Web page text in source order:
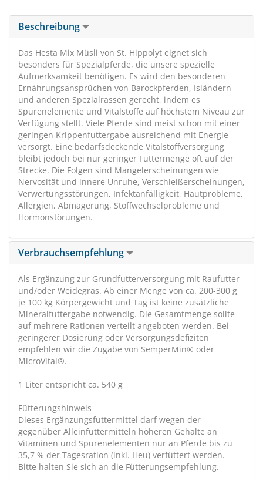
Beschreibung
Das Hesta Mix Müsli von St. Hippolyt eignet sich
besonders für Spezialpferde, die unsere spezielle
Aufmerksamkeit benötigen. Es wird den besonderen
Ernährungsansprüchen von Barockpferden, Isländern
und anderen Spezialrassen gerecht, indem es
Spurenelemente und Vitalstoffe auf höchstem Niveau zur
Verfügung stellt. Viele Pferde sind meist schon mit einer
geringen Krippenfuttergabe ausreichend mit Energie
versorgt. Eine bedarfsdeckende Vitalstoffversorgung
bleibt jedoch bei nur geringer Futtermenge oft auf der
Strecke. Die Folgen sind Mangelerscheinungen wie
Nervosität und innere Unruhe, Verschleißerscheinungen,
Verwertungsstörungen, Infektanfälligkeit, Hautprobleme,
Allergien, Abmagerung, Stoffwechselprobleme und
Hormonstörungen.
Verbrauchsempfehlung
Als Ergänzung zur Grundfutterversorgung mit Raufutter
und/oder Weidegras. Ab einer Menge von ca. 200-300 g
je 100 kg Körpergewicht und Tag ist keine zusätzliche
Mineralfuttergabe notwendig. Die Gesamtmenge sollte
auf mehrere Rationen verteilt angeboten werden. Bei
geringerer Dosierung oder Versorgungsdefiziten
empfehlen wir die Zugabe von SemperMin® oder
MicroVital®.
1 Liter entspricht ca. 540 g
Fütterungshinweis
Dieses Ergänzungsfuttermittel darf wegen der
gegenüber Alleinfuttermitteln höheren Gehalte an
Vitaminen und Spurenelementen nur an Pferde bis zu
35,7 % der Tagesration (inkl. Heu) verfüttert werden.
Bitte halten Sie sich an die Fütterungsempfehlung.